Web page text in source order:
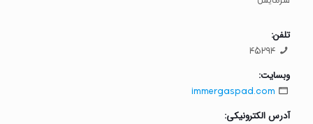
تلفن:
45294
وبسایت:
immergaspad.com
آدرس الکترونیکی: